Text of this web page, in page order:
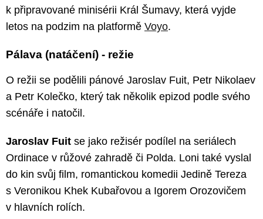
k připravované minisérii Král Šumavy, která vyjde
letos na podzim na platformě Voyo.
Pálava (natáčení) - režie
O režii se podělili pánové Jaroslav Fuit, Petr Nikolaev
a Petr Kolečko, který tak několik epizod podle svého
scénáře i natočil.
Jaroslav Fuit se jako režisér podílel na seriálech
Ordinace v růžové zahradě či Polda. Loni také vyslal
do kin svůj film, romantickou komedii Jedině Tereza
s Veronikou Khek Kubařovou a Igorem Orozovičem
v hlavních rolích.